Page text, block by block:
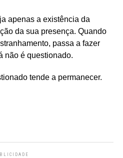
apenas a existência da
da sua presença. Quando
passa a fazer
não é questionado.
tende a permanecer.